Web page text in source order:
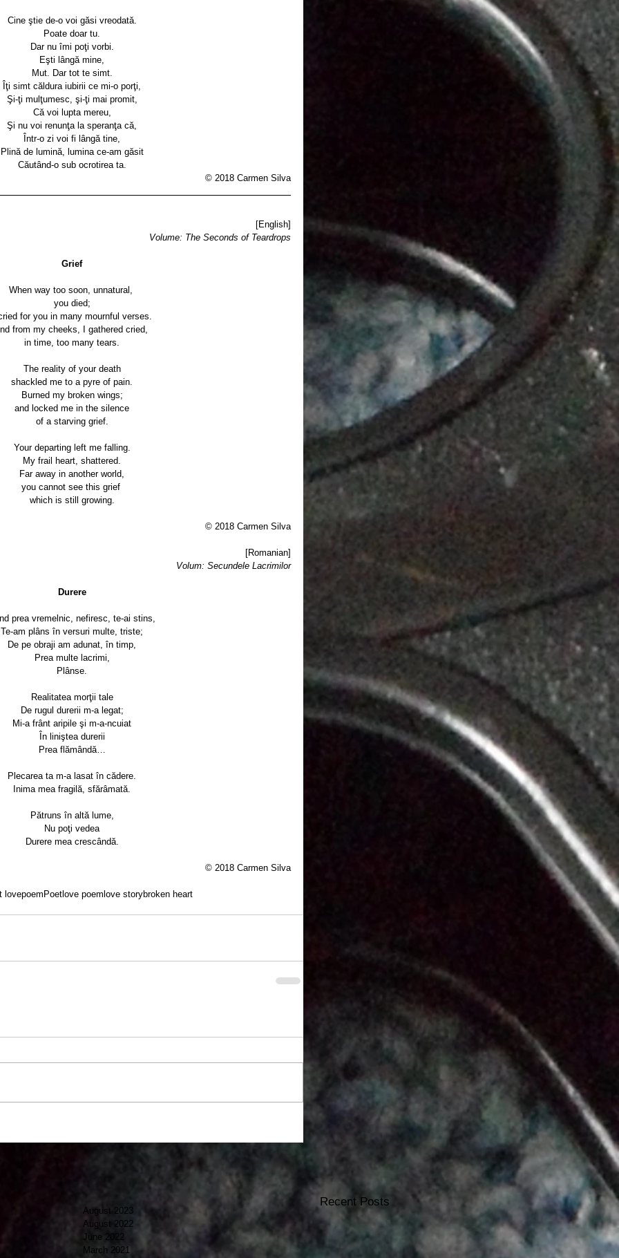
Cine ştie de-o voi găsi vreodată.
Poate doar tu.
Dar nu îmi poţi vorbi.
Eşti lângă mine,
Mut. Dar tot te simt.
Îţi simt căldura iubirii ce mi-o porţi,
Şi-ţi mulţumesc, şi-ţi mai promit,
Că voi lupta mereu,
Şi nu voi renunţa la speranţa că,
Într-o zi voi fi lângă tine,
Plină de lumină, lumina ce-am găsit
Căutând-o sub ocrotirea ta.
© 2018 Carmen Silva
[English]
Volume: The Seconds of Teardrops
Grief
When way too soon, unnatural,
you died;
for you in many mournful verses.
from my cheeks, I gathered cried,
in time, too many tears.
The reality of your death
shackled me to a pyre of pain.
Burned my broken wings;
and locked me in the silence
of a starving grief.
Your departing left me falling.
My frail heart, shattered.
Far away in another world,
you cannot see this grief
which is still growing.
© 2018 Carmen Silva
[Romanian]
Volum: Secundele Lacrimilor
Durere
prea vremelnic, nefiresc, te-ai stins,
Te-am plâns în versuri multe, triste;
De pe obraji am adunat, în timp,
Prea multe lacrimi,
Plânse.
Realitatea morţii tale
De rugul durerii m-a legat;
Mi-a frânt aripile şi m-a-ncuiat
În liniştea durerii
Prea flămândă…
Plecarea ta m-a lasat în cădere.
Inima mea fragilă, sfărâmată.
Pătruns în altă lume,
Nu poţi vedea
Durere mea crescândă.
© 2018 Carmen Silva
lovepoem Poet love poem love storybroken heart
August 2023
August 2022
June 2022
March 2021
Recent Posts